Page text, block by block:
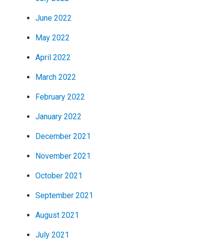
June 2022
May 2022
April 2022
March 2022
February 2022
January 2022
December 2021
November 2021
October 2021
September 2021
August 2021
July 2021